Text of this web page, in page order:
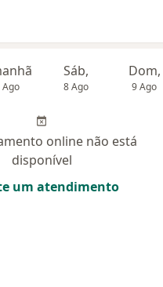
Ago
Sáb,
8 Ago
Dom,
9 Ago
online não está
disponível
um atendimento